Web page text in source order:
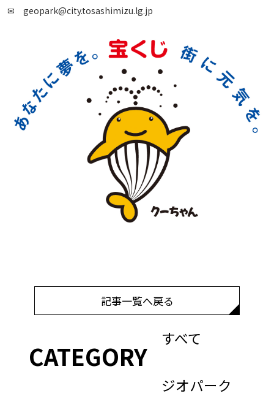
✉ geopark@city.tosashimizu.lg.jp
記事一覧へ戻る
CATEGORY
すべて
ジオパーク